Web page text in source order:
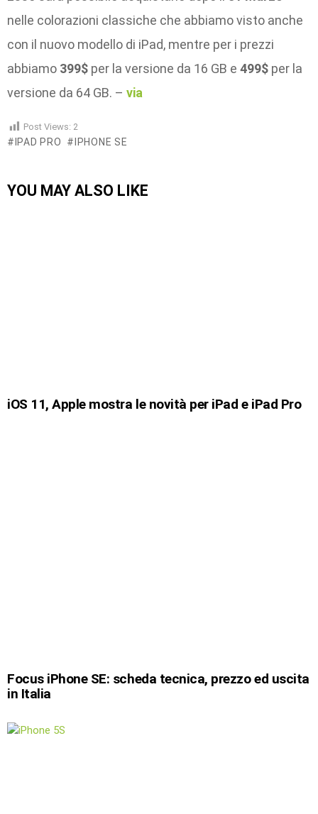
nelle colorazioni classiche che abbiamo visto anche
con il nuovo modello di iPad, mentre per i prezzi
abbiamo 399$ per la versione da 16 GB e 499$ per la
versione da 64 GB. – via
Post Views: 2
IPAD PRO IPHONE SE
YOU MAY ALSO LIKE
iOS 11, Apple mostra le novità per iPad e iPad Pro
Focus iPhone SE: scheda tecnica, prezzo ed uscita
in Italia